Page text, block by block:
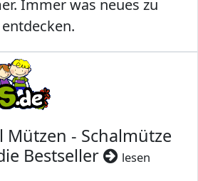
Immer was neues zu
entdecken.
Mützen - Schalmütze
Bestseller
lesen